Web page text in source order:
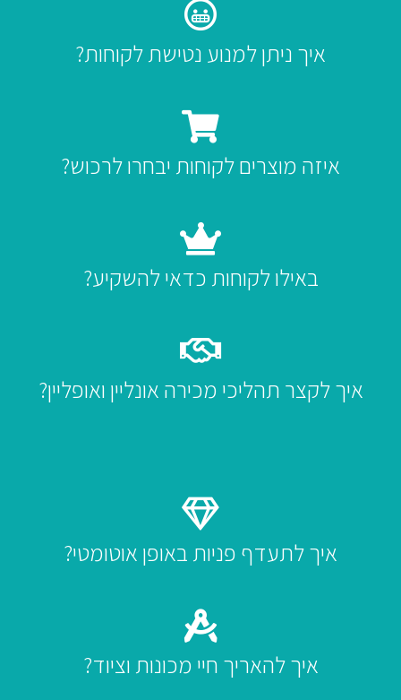
איך ניתן למנוע נטישת לקוחות?
מודלים לחיזוי נטישה, מניעת נטישה ושימור לקוחות
איזה מוצרים לקוחות יבחרו לרכוש?
לסגמנטציית לקוחות או מערכת המלצות ידעו לענות בדיוק
על זה
באילו לקוחות כדאי להשקיע?מודל ערך חיי לקוח (LTV) יעזור בקבלת החלטות להגדלת רווחיות
איך לקצר תהליכי מכירה אונליין ואופליין?
על ידי בחינת מסע הלקוח נוכל להנגיש מידע ולזרז החלטות רכישה
איך לתעדף פניות באופן אוטומטי?
מודל ניתוחי טקסט (NLP) - עיבוד שפה טבעית
איך להאריך חיי מכונות וציוד?
מודל תחזוקה מונעת להוצאת מכונות לטיפול יזום פשוט חוסך כסף